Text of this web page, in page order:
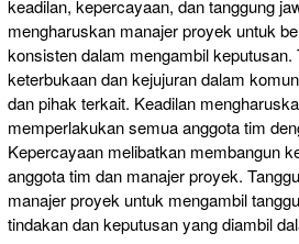
keadilan, kepercayaan, dan tanggung
mengharuskan manajer proyek untuk
konsisten dalam mengambil
keterbukaan dan kejujuran dalam
dan pihak terkait. Keadilan
memperlakukan semua anggota tim
Kepercayaan melibatkan membangun
anggota tim dan manajer proyek.
manajer proyek untuk mengambil
tindakan dan keputusan yang diambil